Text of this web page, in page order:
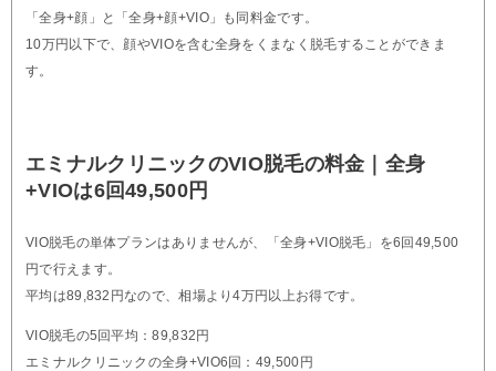
「全身+顔」と「全身+顔+VIO」も同料金です。
10万円以下で、顔やVIOを含む全身をくまなく脱毛することができま
す。
エミナルクリニックのVIO脱毛の料金｜全身
+VIOは6回49,500円
VIO脱毛の単体プランはありませんが、「全身+VIO脱毛」を6回49,500
円で行えます。
平均は89,832円なので、相場より4万円以上お得です。
VIO脱毛の5回平均：89,832円
エミナルクリニックの全身+VIO6回：49,500円